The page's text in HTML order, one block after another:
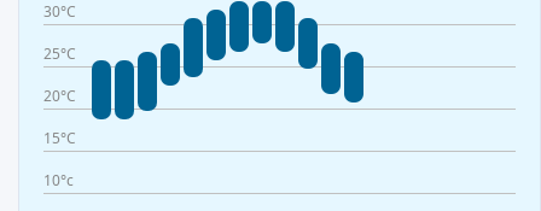
30°C
25°C
20°C
15°C
10°c